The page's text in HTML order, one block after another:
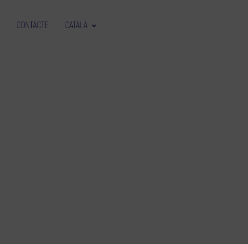
CONTACTE CATALÀ